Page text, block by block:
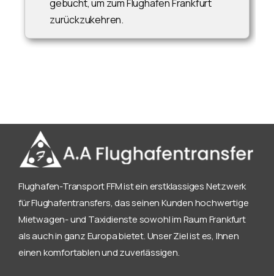
gebucht, um zum Flughafen Frankfurt
zurückzukehren.
Flughafen-Transport FFM ist ein erstklassiges Netzwerk
für Flughafentransfers, das seinen Kunden hochwertige
Mietwagen- und Taxidienste sowohl im Raum Frankfurt
als auch in ganz Europa bietet. Unser Ziel ist es, Ihnen
einen komfortablen und zuverlässigen.